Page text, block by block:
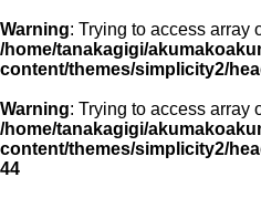
Warning: Trying to access array
/home/tanakagigi/
content/themes/simplicity2/
Warning: Trying to access array
/home/tanakagigi/
content/themes/simplicity2/
44